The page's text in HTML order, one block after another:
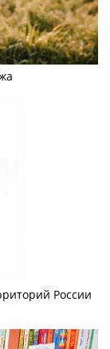
России